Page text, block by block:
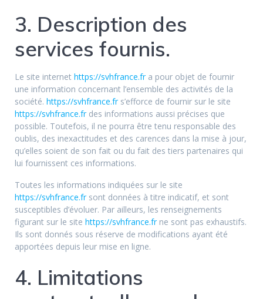
3. Description des
services fournis.
Le site internet https://svhfrance.fra pour objet de fournir
une information concernant l’ensemble des activités de la
société. https://svhfrance.frs’efforce de fournir sur le site
https://svhfrance.frdes informations aussi précises que
possible. Toutefois, il ne pourra être tenu responsable des
oublis, des inexactitudes et des carences dans la mise à jour,
qu’elles soient de son fait ou du fait des tiers partenaires qui
lui fournissent ces informations.
Toutes les informations indiquées sur le site
https://svhfrance.frsont données à titre indicatif, et sont
susceptibles d’évoluer. Par ailleurs, les renseignements
figurant sur le site https://svhfrance.frne sont pas exhaustifs.
Ils sont donnés sous réserve de modifications ayant été
apportées depuis leur mise en ligne.
4. Limitations